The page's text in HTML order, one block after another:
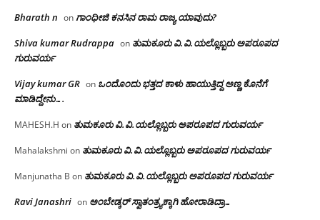
Bharath n onಗಾಂಧೀಜಿ ಕನಸಿನ ರಾಮ ರಾಜ್ಯ ಯಾವುದು?
Shiva kumar Rudrappa on ತುಮಕೂರು‌ ವಿ.ವಿ.ಯಲ್ಲೊಬ್ಬರು ಅಪರೂಪದ
ಗುರುವರ್ಯ
Vijay kumar GR on ಒಂದೊಂದು ಭತ್ತದ ಕಾಳು ಹಾಯುತ್ತಿದ್ದ ಅಣ್ಣ ಕೊನೆಗೆ
ಮಾಡಿದ್ದೇನು….
MAHESH.H on ತುಮಕೂರು‌ ವಿ.ವಿ.ಯಲ್ಲೊಬ್ಬರು ಅಪರೂಪದ ಗುರುವರ್ಯ
Mahalakshmi on ತುಮಕೂರು‌ ವಿ.ವಿ.ಯಲ್ಲೊಬ್ಬರು ಅಪರೂಪದ ಗುರುವರ್ಯ
Manjunatha B on ತುಮಕೂರು‌ ವಿ.ವಿ.ಯಲ್ಲೊಬ್ಬರು ಅಪರೂಪದ ಗುರುವರ್ಯ
Ravi Janashri on ಅಂಬೇಡ್ಕರ್ ಸ್ವಾತಂತ್ರ್ಯಕ್ಕಾಗಿ ಹೋರಾಡಿದ್ರಾ…